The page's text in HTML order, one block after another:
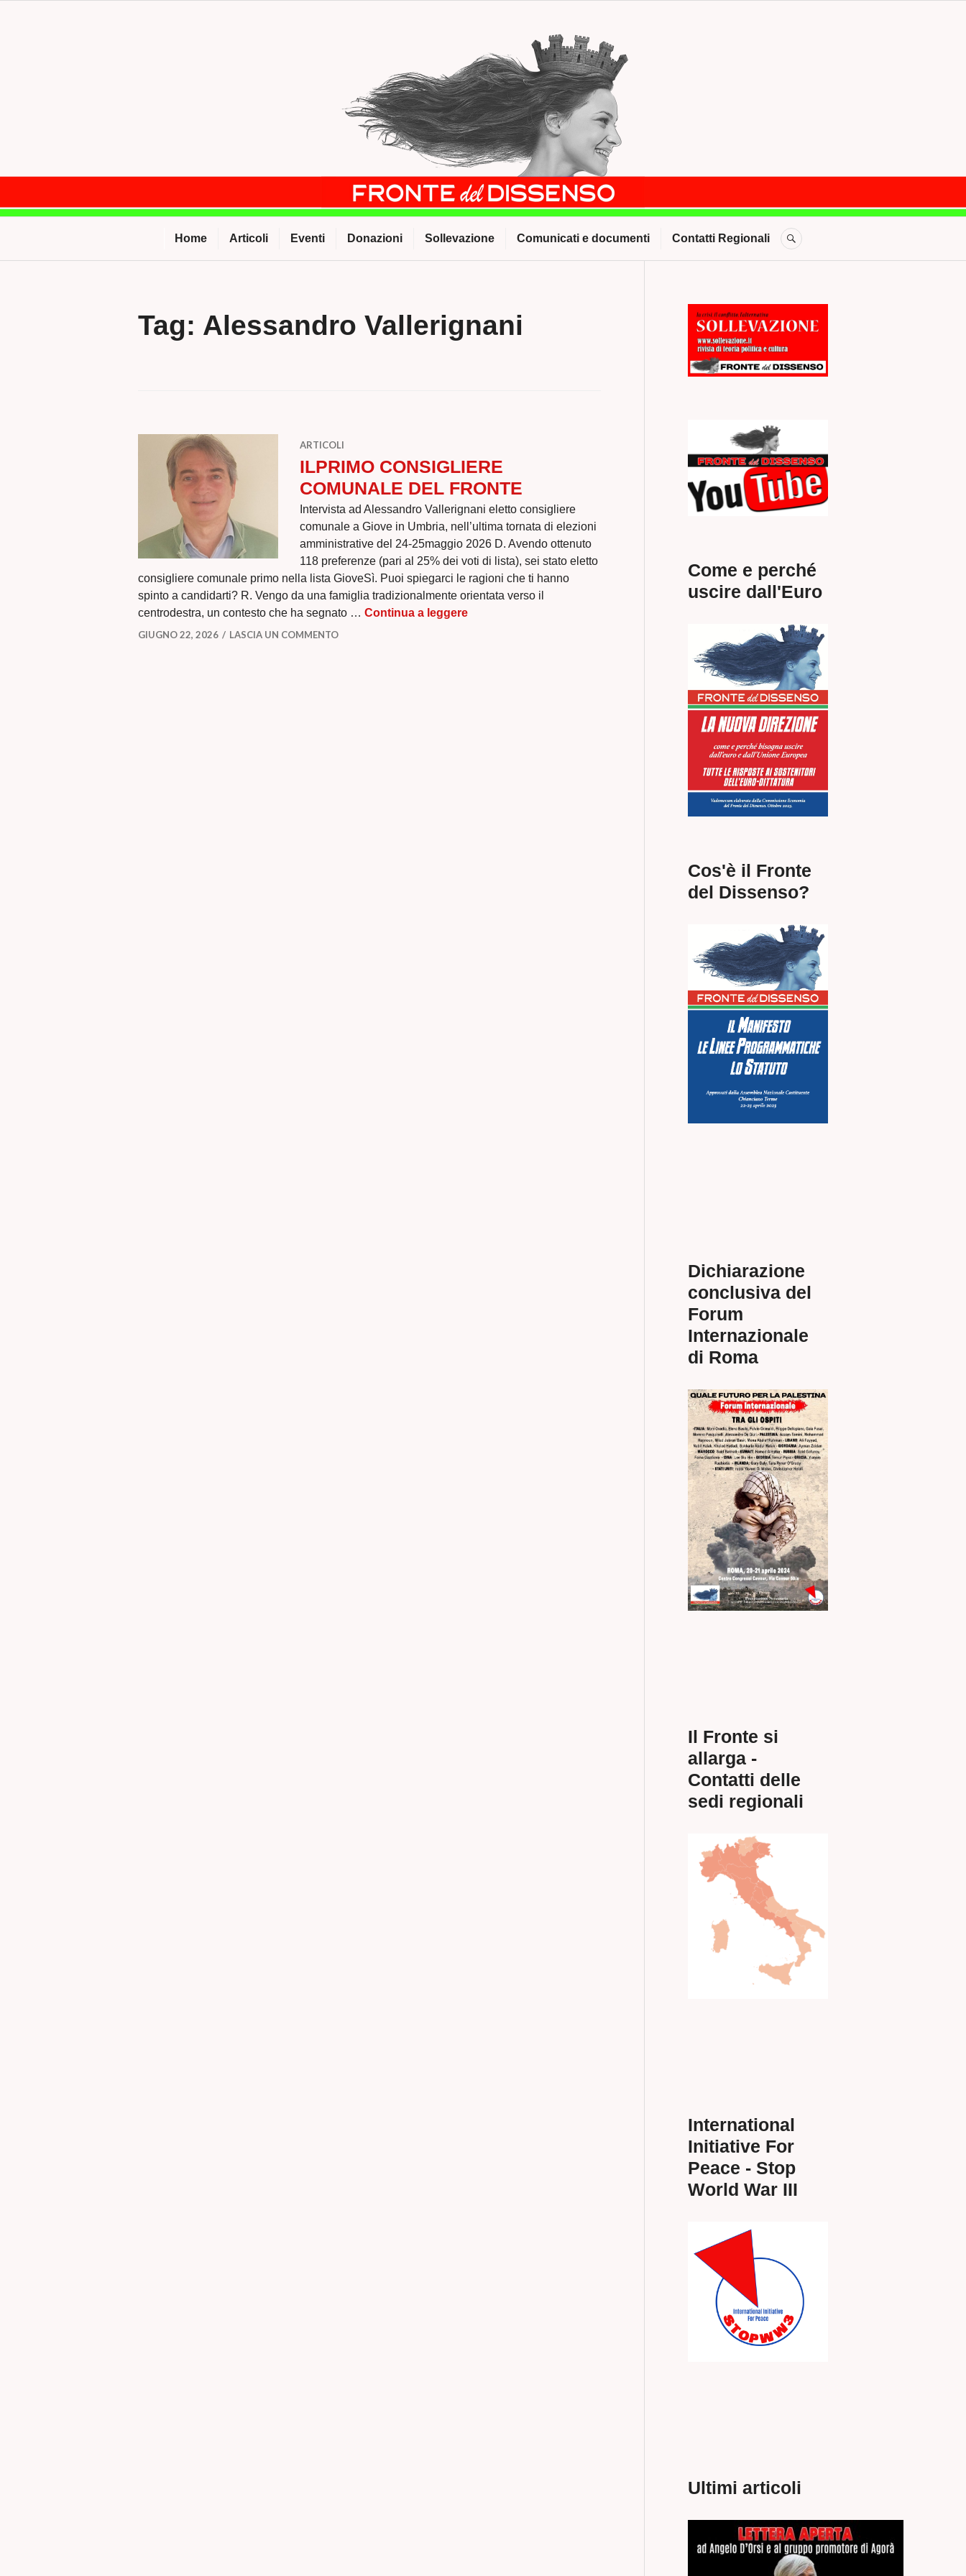
Home Articoli Eventi Donazioni Sollevazione Comunicati e documenti Contatti Regionali CERCA
Tag: Alessandro Vallerignani
ARTICOLI
ILPRIMO CONSIGLIERE
COMUNALE DEL FRONTE
Intervista ad Alessandro Vallerignani eletto consigliere
comunale a Giove in Umbria, nell’ultima tornata di elezioni
amministrative del 24-25maggio 2026 D. Avendo ottenuto
118 preferenze (pari al 25% dei voti di lista), sei stato eletto
consigliere comunale primo nella lista GioveSì. Puoi spiegarci le ragioni che ti hanno
spinto a candidarti? R. Vengo da una famiglia tradizionalmente orientata verso il
centrodestra, un contesto che ha segnato … Continua a leggereILPRIMO CONSIGLIERE COMUNALE DEL FRONTE
GIUGNO 22, 2026 LASCIA UN COMMENTO
Come e perché
uscire dall'Euro
Cos'è il Fronte
del Dissenso?
Dichiarazione
conclusiva del
Forum
Internazionale
di Roma
Il Fronte si
allarga -
Contatti delle
sedi regionali
International
Initiative For
Peace - Stop
World War III
Ultimi articoli